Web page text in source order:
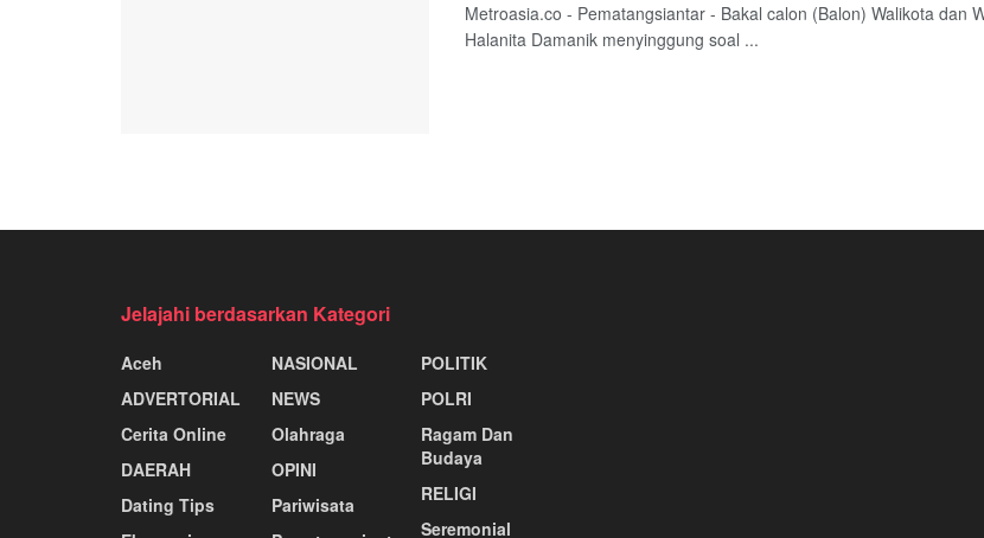
Metroasia.co - Pematangsiantar - Bakal calon (Balon) Walikota dan
Halanita Damanik menyinggung soal ...
Jelajahi berdasarkan Kategori
Aceh
ADVERTORIAL
Cerita Online
DAERAH
Dating Tips
NASIONAL
NEWS
Olahraga
OPINI
Pariwisata
POLITIK
POLRI
Ragam Dan
Budaya
RELIGI
Seremonial